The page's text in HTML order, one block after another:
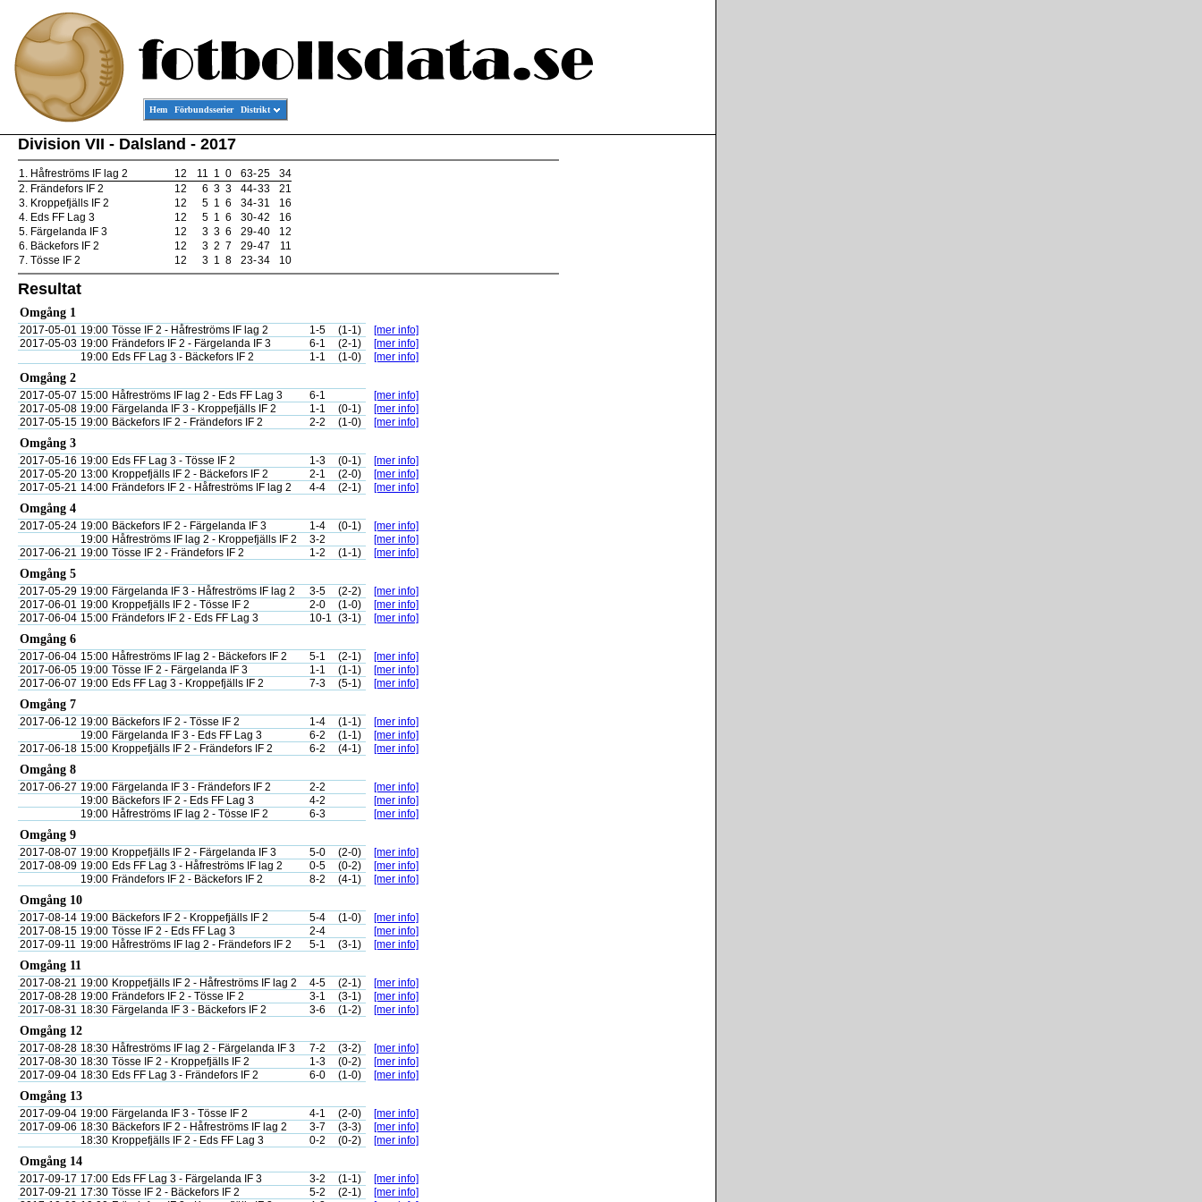
Hem Förbundsserier Distrikt
Division VII - Dalsland - 2017
1. Håfreströms IF lag 2 12 11 1 0 63-25
34
2. Frändefors IF 2 12 6 3 3 44-33
21
3. Kroppefjälls IF 2 12 5 1 6 34-31
16
4. Eds FF Lag 3 12 5 1 6 30-42
16
5. Färgelanda IF 3 12 3 3 6 29-40
12
6. Bäckefors IF 2 12 3 2 7 29-47
11
7. Tösse IF 2 12 3 1 8 23-34 10
Resultat
Omgång 1
2017-05-01 19:00 Tösse IF 2 - Håfreströms IF lag 2 1-5 (1-1)
[mer info]
2017-05-03 19:00 Frändefors IF 2 - Färgelanda IF 3 6-1 (2-1)
[mer info]
19:00 Eds FF Lag 3 - Bäckefors IF 2 1-1 (1-0) [mer info]
Omgång 2
2017-05-07 15:00 Håfreströms IF lag 2 - Eds FF Lag 3 6-1
[mer info]
2017-05-08 19:00 Färgelanda IF 3 - Kroppefjälls IF 2 1-1 (0-1)
[mer info]
2017-05-15 19:00 Bäckefors IF 2 - Frändefors IF 2 2-2 (1-0) [mer info]
Omgång 3
2017-05-16 19:00 Eds FF Lag 3 - Tösse IF 2 1-3 (0-1)
[mer info]
2017-05-20 13:00 Kroppefjälls IF 2 - Bäckefors IF 2 2-1 (2-0)
[mer info]
2017-05-21 14:00 Frändefors IF 2 - Håfreströms IF lag 2 4-4 (2-1) [mer info]
Omgång 4
2017-05-24 19:00 Bäckefors IF 2 - Färgelanda IF 3 1-4 (0-1)
[mer info]
19:00 Håfreströms IF lag 2 - Kroppefjälls IF 2 3-2
[mer info]
2017-06-21 19:00 Tösse IF 2 - Frändefors IF 2 1-2 (1-1) [mer info]
Omgång 5
2017-05-29 19:00 Färgelanda IF 3 - Håfreströms IF lag 2 3-5 (2-2)
[mer info]
2017-06-01 19:00 Kroppefjälls IF 2 - Tösse IF 2 2-0 (1-0)
[mer info]
2017-06-04 15:00 Frändefors IF 2 - Eds FF Lag 3 10-1 (3-1) [mer info]
Omgång 6
2017-06-04 15:00 Håfreströms IF lag 2 - Bäckefors IF 2 5-1 (2-1)
[mer info]
2017-06-05 19:00 Tösse IF 2 - Färgelanda IF 3 1-1 (1-1)
[mer info]
2017-06-07 19:00 Eds FF Lag 3 - Kroppefjälls IF 2 7-3 (5-1) [mer info]
Omgång 7
2017-06-12 19:00 Bäckefors IF 2 - Tösse IF 2 1-4 (1-1)
[mer info]
19:00 Färgelanda IF 3 - Eds FF Lag 3 6-2 (1-1)
[mer info]
2017-06-18 15:00 Kroppefjälls IF 2 - Frändefors IF 2 6-2 (4-1) [mer info]
Omgång 8
2017-06-27 19:00 Färgelanda IF 3 - Frändefors IF 2 2-2
[mer info]
19:00 Bäckefors IF 2 - Eds FF Lag 3 4-2
[mer info]
19:00 Håfreströms IF lag 2 - Tösse IF 2 6-3 [mer info]
Omgång 9
2017-08-07 19:00 Kroppefjälls IF 2 - Färgelanda IF 3 5-0 (2-0)
[mer info]
2017-08-09 19:00 Eds FF Lag 3 - Håfreströms IF lag 2 0-5 (0-2)
[mer info]
19:00 Frändefors IF 2 - Bäckefors IF 2 8-2 (4-1) [mer info]
Omgång 10
2017-08-14 19:00 Bäckefors IF 2 - Kroppefjälls IF 2 5-4 (1-0)
[mer info]
2017-08-15 19:00 Tösse IF 2 - Eds FF Lag 3 2-4
[mer info]
2017-09-11 19:00 Håfreströms IF lag 2 - Frändefors IF 2 5-1 (3-1) [mer info]
Omgång 11
2017-08-21 19:00 Kroppefjälls IF 2 - Håfreströms IF lag 2 4-5 (2-1)
[mer info]
2017-08-28 19:00 Frändefors IF 2 - Tösse IF 2 3-1 (3-1)
[mer info]
2017-08-31 18:30 Färgelanda IF 3 - Bäckefors IF 2 3-6 (1-2) [mer info]
Omgång 12
2017-08-28 18:30 Håfreströms IF lag 2 - Färgelanda IF 3 7-2 (3-2)
[mer info]
2017-08-30 18:30 Tösse IF 2 - Kroppefjälls IF 2 1-3 (0-2)
[mer info]
2017-09-04 18:30 Eds FF Lag 3 - Frändefors IF 2 6-0 (1-0) [mer info]
Omgång 13
2017-09-04 19:00 Färgelanda IF 3 - Tösse IF 2 4-1 (2-0)
[mer info]
2017-09-06 18:30 Bäckefors IF 2 - Håfreströms IF lag 2 3-7 (3-3)
[mer info]
18:30 Kroppefjälls IF 2 - Eds FF Lag 3 0-2 (0-2) [mer info]
Omgång 14
2017-09-17 17:00 Eds FF Lag 3 - Färgelanda IF 3 3-2 (1-1)
[mer info]
2017-09-21 17:30 Tösse IF 2 - Bäckefors IF 2 5-2 (2-1)
[mer info]